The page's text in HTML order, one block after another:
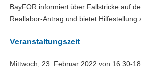
BayFOR informiert über Fallstricke auf
Reallabor-Antrag und bietet Hilfestellung
Veranstaltungszeit
Mittwoch, 23. Februar 2022 von 16:30-